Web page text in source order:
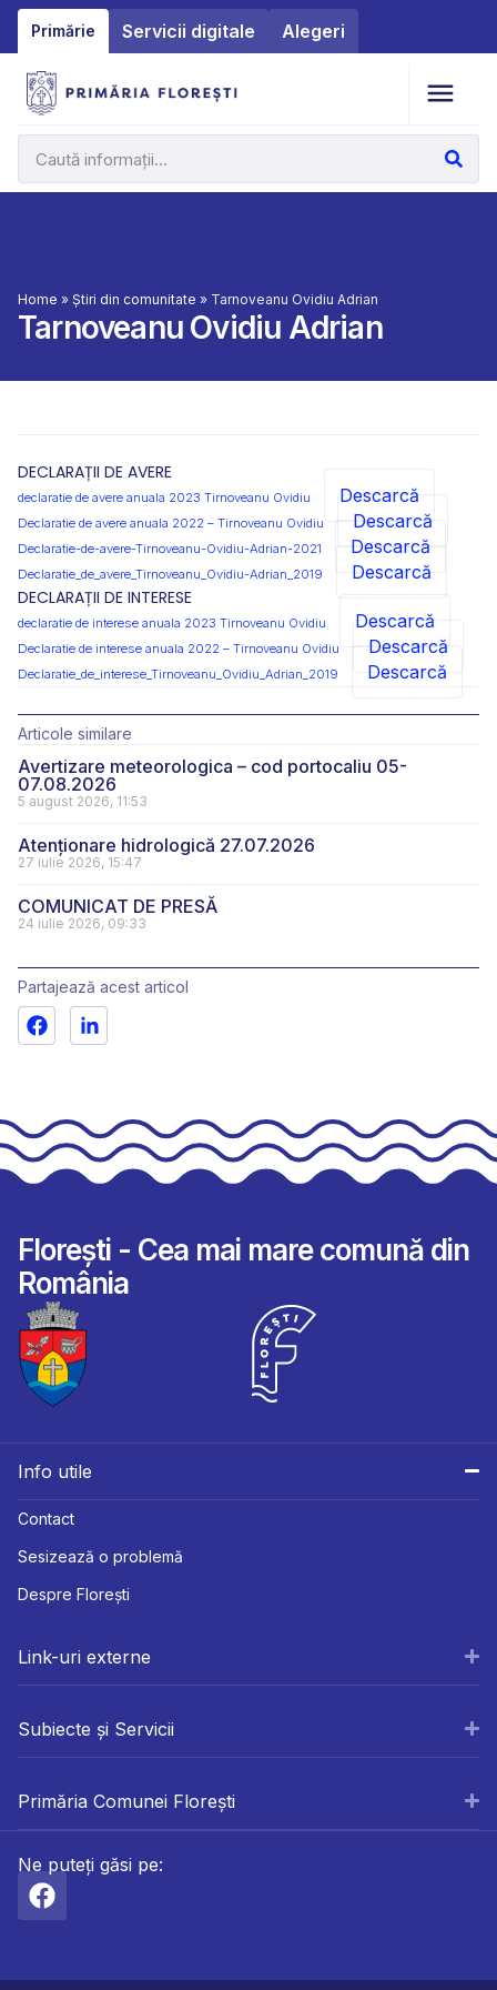
Primărie Servicii digitale Alegeri
Home » Știri din comunitate » Tarnoveanu Ovidiu Adrian
Tarnoveanu Ovidiu Adrian
DECLARAȚII DE AVERE
declaratie de avere anuala 2023 Tirnoveanu Ovidiu Descarcă
Declaratie de avere anuala 2022 – Tirnoveanu Ovidiu Descarcă
Declaratie-de-avere-Tirnoveanu-Ovidiu-Adrian-2021 Descarcă
Declaratie_de_avere_Tirnoveanu_Ovidiu-Adrian_2019
Descarcă
DECLARAȚII DE INTERESE
declaratie de interese anuala 2023 Tirnoveanu Ovidiu Descarcă
Declaratie de interese anuala 2022 – Tirnoveanu Ovidiu Descarcă
Declaratie_de_interese_Tirnoveanu_Ovidiu_Adrian_2019 Descarcă
Articole similare
Avertizare meteorologica – cod portocaliu 05-
07.08.2026
5 august 2026, 11:53
Atenționare hidrologică 27.07.2026
27 iulie 2026, 15:47
COMUNICAT DE PRESĂ
24 iulie 2026, 09:33
Partajează acest articol
Florești - Cea mai mare comună din
România
Info utile
Contact
Sesizează o problemă
Despre Florești
Link-uri externe
Subiecte și Servicii
Primăria Comunei Florești
Ne puteți găsi pe: